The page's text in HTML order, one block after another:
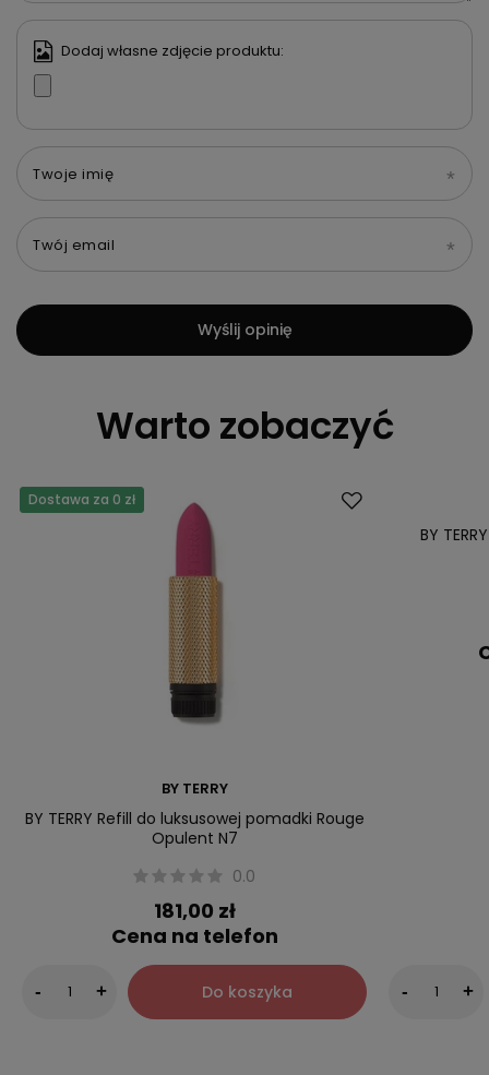
Dodaj własne zdjęcie produktu:
Twoje imię
Twój email
Wyślij opinię
Warto zobaczyć
Dostawa za 0 zł
BY TERRY
BY TERRY Refill do luksusowej pomadki Rouge
Opulent N7
0.0
181,00 zł
Cena na telefon
- + Do koszyka
BY
- +